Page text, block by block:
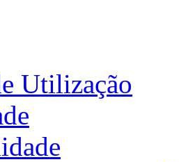
Utilização